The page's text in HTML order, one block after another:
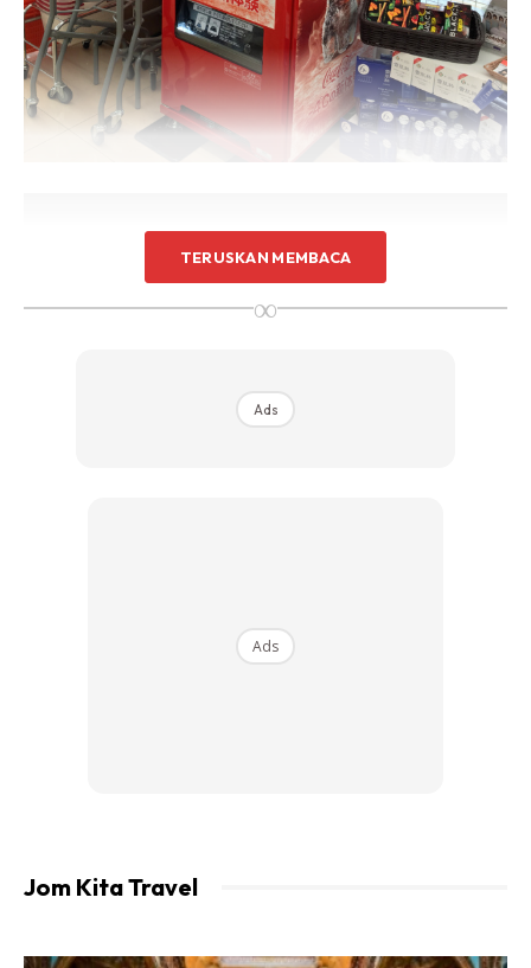
masa berkualiti’ bersama. Jadi ada mesin yang menjual air
TERUSKAN MEMBACA
∞
Ads
Ads
Jom Kita Travel